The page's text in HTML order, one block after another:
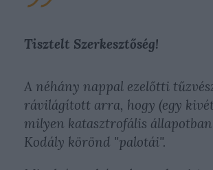
Tisztelt Szerkesztőség!
A néhány nappal ezelőtti
rávilágított arra, hogy (egy
milyen katasztrofális
Kodály körönd "palotái".